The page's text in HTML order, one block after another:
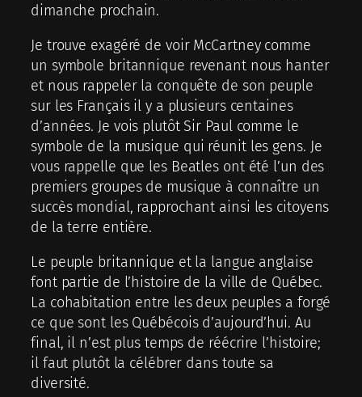
dimanche prochain.
Je trouve exagéré de voir McCartney comme
un symbole britannique revenant nous hanter
et nous rappeler la conquête de son peuple
sur les Français il y a plusieurs centaines
d’années. Je vois plutôt Sir Paul comme le
symbole de la musique qui réunit les gens. Je
vous rappelle que les Beatles ont été l’un des
premiers groupes de musique à connaître un
succès mondial, rapprochant ainsi les citoyens
de la terre entière.
Le peuple britannique et la langue anglaise
font partie de l’histoire de la ville de Québec.
La cohabitation entre les deux peuples a forgé
ce que sont les Québécois d’aujourd’hui. Au
final, il n’est plus temps de réécrire l’histoire;
il faut plutôt la célébrer dans toute sa
diversité.